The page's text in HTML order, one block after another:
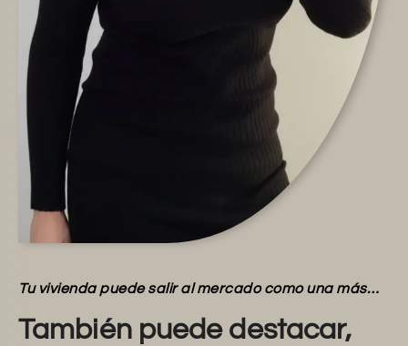
Tu vivienda puede salir al mercado como una más…
También puede destacar,